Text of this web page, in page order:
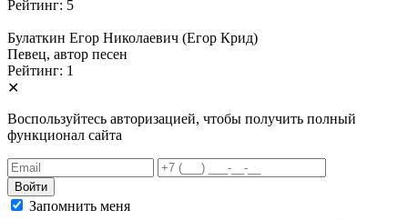
Рейтинг: 5
Булаткин Егор Николаевич (Егор Крид)
Певец, автор песен
Рейтинг: 1
✕
Воспользуйтесь авторизацией, чтобы получить полный
функционал сайта
Запомнить меня